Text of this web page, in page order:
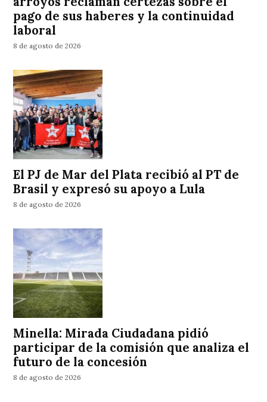
pago de sus haberes y la continuidad
laboral
8 de agosto de 2026
El PJ de Mar del Plata recibió al PT de
Brasil y expresó su apoyo a Lula
8 de agosto de 2026
Minella: Mirada Ciudadana pidió
participar de la comisión que analiza el
futuro de la concesión
8 de agosto de 2026